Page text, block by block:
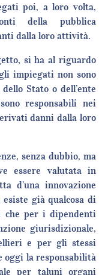
poi, a loro volta,
della pubblica
dalla loro attività.
si ha al riguardo
impiegati non sono
Stato o dell’ente
responsabili nei
danni dalla loro
senza dubbio, ma
essere valutata in
d’una innovazione
già qualcosa di
che per i dipendenti
giurisdizionale,
e per gli stessi
la responsabilità
per taluni organi